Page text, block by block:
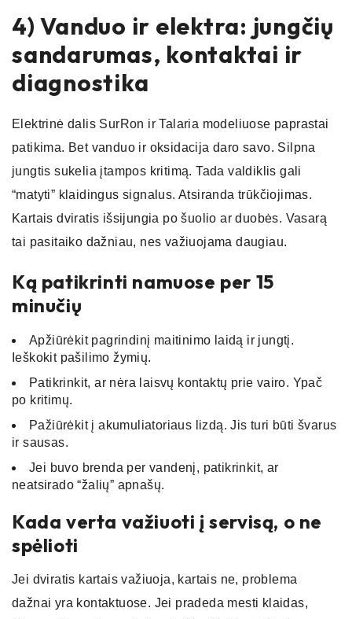
4) Vanduo ir elektra: jungčių
sandarumas, kontaktai ir
diagnostika
Elektrinė dalis SurRon ir Talaria modeliuose paprastai
patikima. Bet vanduo ir oksidacija daro savo. Silpna
jungtis sukelia įtampos kritimą. Tada valdiklis gali
“matyti” klaidingus signalus. Atsiranda trūkčiojimas.
Kartais dviratis išsijungia po šuolio ar duobės. Vasarą
tai pasitaiko dažniau, nes važiuojama daugiau.
Ką patikrinti namuose per 15
minučių
Apžiūrėkit pagrindinį maitinimo laidą ir jungtį.
Ieškokit pašilimo žymių.
Patikrinkit, ar nėra laisvų kontaktų prie vairo. Ypač
po kritimų.
Pažiūrėkit į akumuliatoriaus lizdą. Jis turi būti švarus
ir sausas.
Jei buvo brenda per vandenį, patikrinkit, ar
neatsirado “žalių” apnašų.
Kada verta važiuoti į servisą, o ne
spėlioti
Jei dviratis kartais važiuoja, kartais ne, problema
dažnai yra kontaktuose. Jei pradeda mesti klaidas,